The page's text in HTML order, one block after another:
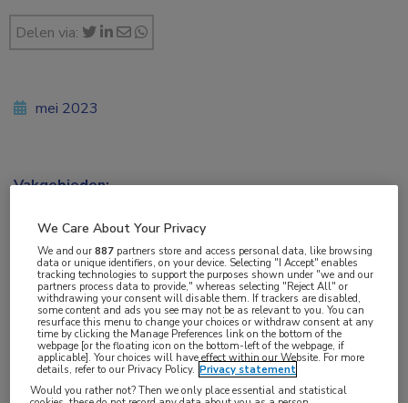
Delen via:
mei 2023
Vakgebieden:
Aandachtsgebieden:
Dementie,Epilepsie,Hoofdpijn,Neuro-vasculair
Tags:
cardiovasculair risico,focale epilepsie
We Care About Your Privacy
We and our887 partners store and access personal data, like browsing
data or unique identifiers, on your device. Selecting "I Accept" enables
tracking technologies to support the purposes shown under "we and our
partners process data to provide," whereas selecting "Reject All" or
withdrawing your consent will disable them. If trackers are disabled,
some content and ads you see may not be as relevant to you. You can
resurface this menu to change your choices or withdraw consent at any
time by clicking the Manage Preferences link on the bottom of the
webpage [or the floating icon on the bottom-left of the webpage, if
applicable]. Your choices will have effect within our Website. For more
details, refer to our Privacy Policy. Privacy statement
Would you rather not? Then we only place essential and statistical